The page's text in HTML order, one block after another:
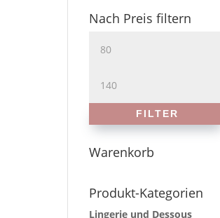
Nach Preis filtern
FILTER
Warenkorb
Produkt-Kategorien
Lingerie und Dessous